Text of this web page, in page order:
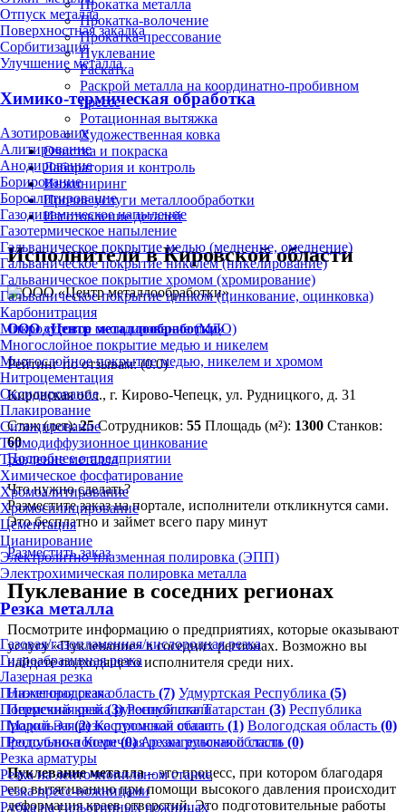
Отпуск металла
Поверхностная закалка
Сорбитизация
Улучшение металла
Химико-термическая обработка
Азотирование
Алитирование
Анодирование
Борирование
Бороалитирование
Газодинамическое напыление
Газотермическое напыление
Гальваническое покрытие медью (меднение, омеднение)
Гальваническое покрытие никелем (никелирование)
Гальваническое покрытие хромом (хромирование)
Гальваническое покрытие цинком (цинкование, оцинковка)
Карбонитрация
Микродуговое оксидирование (МДО)
Многослойное покрытие медью и никелем
Многослойное покрытие медью, никелем и хромом
Нитроцементация
Оксидирование
Плакирование
Силицирование
Термодиффузионное цинкование
Травление металла
Химическое фосфатирование
Хромоалитирование
Хромосилицирование
Цементация
Цианирование
Электролитно-плазменная полировка (ЭПП)
Электрохимическая полировка металла
Резка металла
Газовая/газопламенная/кислородная резка
Гидроабразивная резка
Лазерная резка
Плазменная резка
Поперечная резка рулонной стали
Продольная резка рулонной стали
Продольно-поперечная резка рулонной стали
Резка арматуры
Резка на ленточнопильном станке
Резка пресс-ножницами
Рубка на гильотинных ножницах
Прокатка металла
Прокатка-волочение
Прокатка-прессование
Пуклевание
Раскатка
Раскрой металла на координатно-пробивном
прессе
Ротационная вытяжка
Художественная ковка
Очистка и покраска
Лаборатория и контроль
Инжиниринг
Прочие услуги металлообработки
Изготовление деталей
Исполнители в Кировской области
ООО «Центр металлообработки»
Рейтинг по отзывам:(0.0)
Кировская обл., г. Кирово-Чепецк, ул. Рудницкого, д. 31
Стаж (лет):25 Сотрудников: 55 Площадь (м²): 1300 Станков:
60
Подробнее о предприятии
Что нужно сделать?
Разместите заказ на портале, исполнители откликнутся сами.
Это бесплатно и займет всего пару минут
Разместить заказ
Пуклевание в соседних регионах
Посмотрите информацию о предприятиях, которые оказывают
услугу «Пуклевание» в соседних регионах. Возможно вы
найдете подходящего исполнителя среди них.
Нижегородская область (7) Удмуртская Республика (5)
Пермский край(3) Республика Татарстан (3) Республика
Марий Эл(2) Костромская область (1) Вологодская область (0)
Республика Коми(0) Архангельская область (0)
Пуклевание металла– это процесс, при котором благодаря
его вытягиванию при помощи высокого давления происходит
деформация краев отверстий. Это подготовительные работы